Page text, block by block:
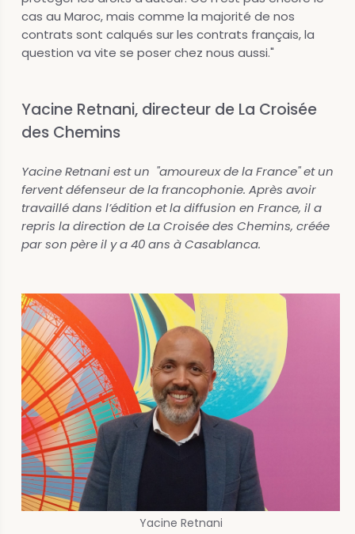
cas au Maroc, mais comme la majorité de nos
contrats sont calqués sur les contrats français, la
question va vite se poser chez nous aussi."
Yacine Retnani, directeur de La Croisée
des Chemins
Yacine Retnani est un "amoureux de la France" et un
fervent défenseur de la francophonie. Après avoir
travaillé dans l’édition et la diffusion en France, il a
repris la direction de La Croisée des Chemins, créée
par son père il y a 40 ans à Casablanca.
Yacine Retnani